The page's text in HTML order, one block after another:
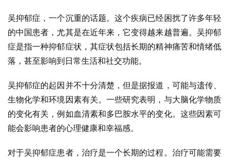
吴抑郁症，一个沉重的话题。这个疾病已经困扰了许多年轻
的中国患者，尤其是在近年来，它变得越来越普遍。吴抑郁
症是指一种抑郁症状，其症状包括长期的精神痛苦和情绪低
落，甚至影响到日常生活和社交功能。
吴抑郁症的起因并不十分清楚，但是据报道，可能与遗传、
生物化学和环境因素有关。一些研究表明，与大脑化学物质
的变化有关，例如血清素和多巴胺水平的变化。这些因素可
能会影响患者的心理健康和幸福感。
对于吴抑郁症患者，治疗是一个长期的过程。治疗可能需要